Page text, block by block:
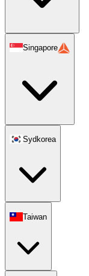
Singapore
Sydkorea
Taiwan